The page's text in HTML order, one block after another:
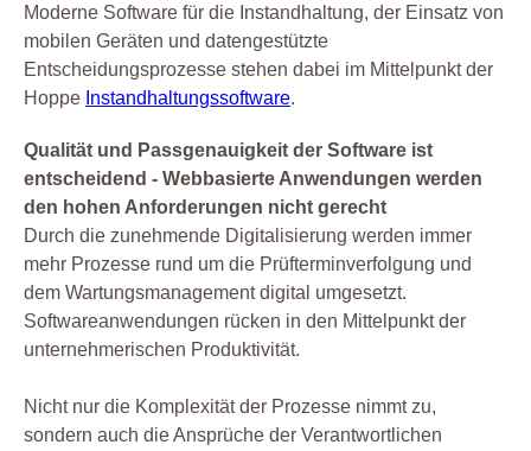
Moderne Software für die Instandhaltung, der Einsatz von
mobilen Geräten und datengestützte
Entscheidungsprozesse stehen dabei im Mittelpunkt der
Hoppe Instandhaltungssoftware.
Qualität und Passgenauigkeit der Software ist
entscheidend - Webbasierte Anwendungen werden
den hohen Anforderungen nicht gerecht
Durch die zunehmende Digitalisierung werden immer
mehr Prozesse rund um die Prüfterminverfolgung und
dem Wartungsmanagement digital umgesetzt.
Softwareanwendungen rücken in den Mittelpunkt der
unternehmerischen Produktivität.
Nicht nur die Komplexität der Prozesse nimmt zu,
sondern auch die Ansprüche der Verantwortlichen